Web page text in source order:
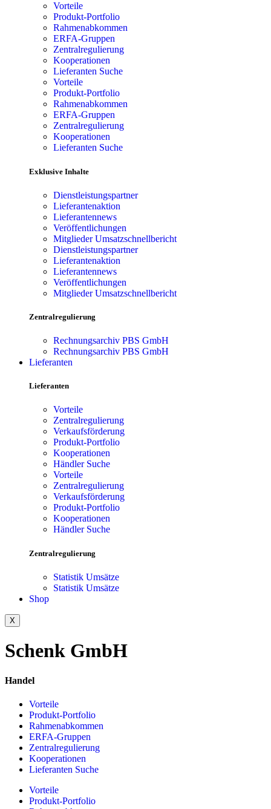
Vorteile
Produkt-Portfolio
Rahmenabkommen
ERFA-Gruppen
Zentralregulierung
Kooperationen
Lieferanten Suche
Vorteile
Produkt-Portfolio
Rahmenabkommen
ERFA-Gruppen
Zentralregulierung
Kooperationen
Lieferanten Suche
Exklusive Inhalte
Dienstleistungspartner
Lieferantenaktion
Lieferantennews
Veröffentlichungen
Mitglieder Umsatzschnellbericht
Dienstleistungspartner
Lieferantenaktion
Lieferantennews
Veröffentlichungen
Mitglieder Umsatzschnellbericht
Zentralregulierung
Rechnungsarchiv PBS GmbH
Rechnungsarchiv PBS GmbH
Lieferanten
Lieferanten
Vorteile
Zentralregulierung
Verkaufsförderung
Produkt-Portfolio
Kooperationen
Händler Suche
Vorteile
Zentralregulierung
Verkaufsförderung
Produkt-Portfolio
Kooperationen
Händler Suche
Zentralregulierung
Statistik Umsätze
Statistik Umsätze
Shop
X
Schenk GmbH
Handel
Vorteile
Produkt-Portfolio
Rahmenabkommen
ERFA-Gruppen
Zentralregulierung
Kooperationen
Lieferanten Suche
Vorteile
Produkt-Portfolio